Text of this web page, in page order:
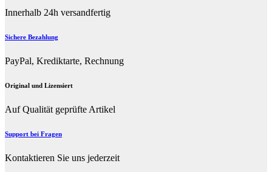
Innerhalb 24h versandfertig
Sichere Bezahlung
PayPal, Krediktarte, Rechnung
Original und Lizensiert
Auf Qualität geprüfte Artikel
Support bei Fragen
Kontaktieren Sie uns jederzeit